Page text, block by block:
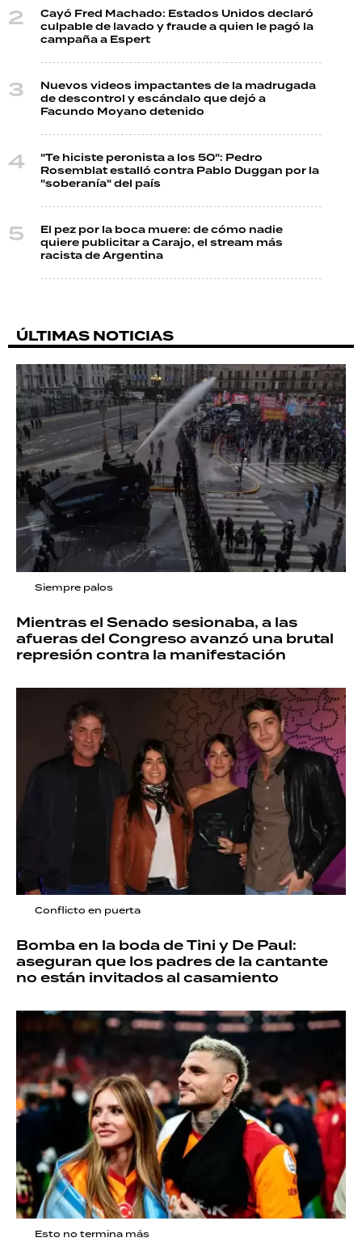
Cayó Fred Machado: Estados Unidos declaró
culpable de lavado y fraude a quien le pagó la
campaña a Espert
Nuevos videos impactantes de la madrugada
de descontrol y escándalo que dejó a
Facundo Moyano detenido
"Te hiciste peronista a los 50": Pedro
Rosemblat estalló contra Pablo Duggan por la
"soberanía" del país
El pez por la boca muere: de cómo nadie
quiere publicitar a Carajo, el stream más
racista de Argentina
ÚLTIMAS NOTICIAS
Siempre palos
Mientras el Senado sesionaba, a las
afueras del Congreso avanzó una brutal
represión contra la manifestación
Conflicto en puerta
Bomba en la boda de Tini y De Paul:
aseguran que los padres de la cantante
no están invitados al casamiento
Esto no termina más